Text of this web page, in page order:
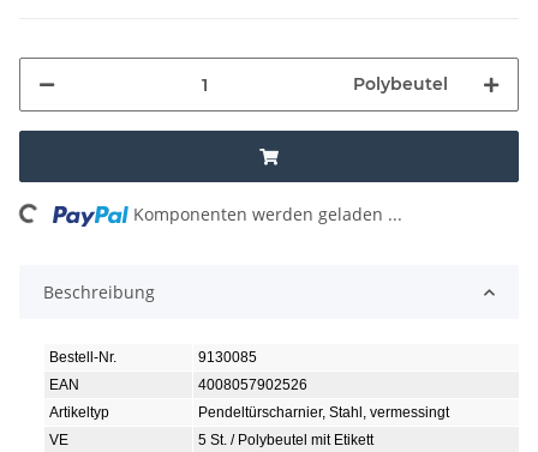
Polybeutel
Komponenten werden geladen ...
Beschreibung
Bestell-Nr.
9130085
EAN
4008057902526
Artikeltyp
Pendeltürscharnier, Stahl, vermessingt
VE
5 St. / Polybeutel mit Etikett